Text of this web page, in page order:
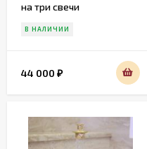
на три свечи
В НАЛИЧИИ
44 000 ₽